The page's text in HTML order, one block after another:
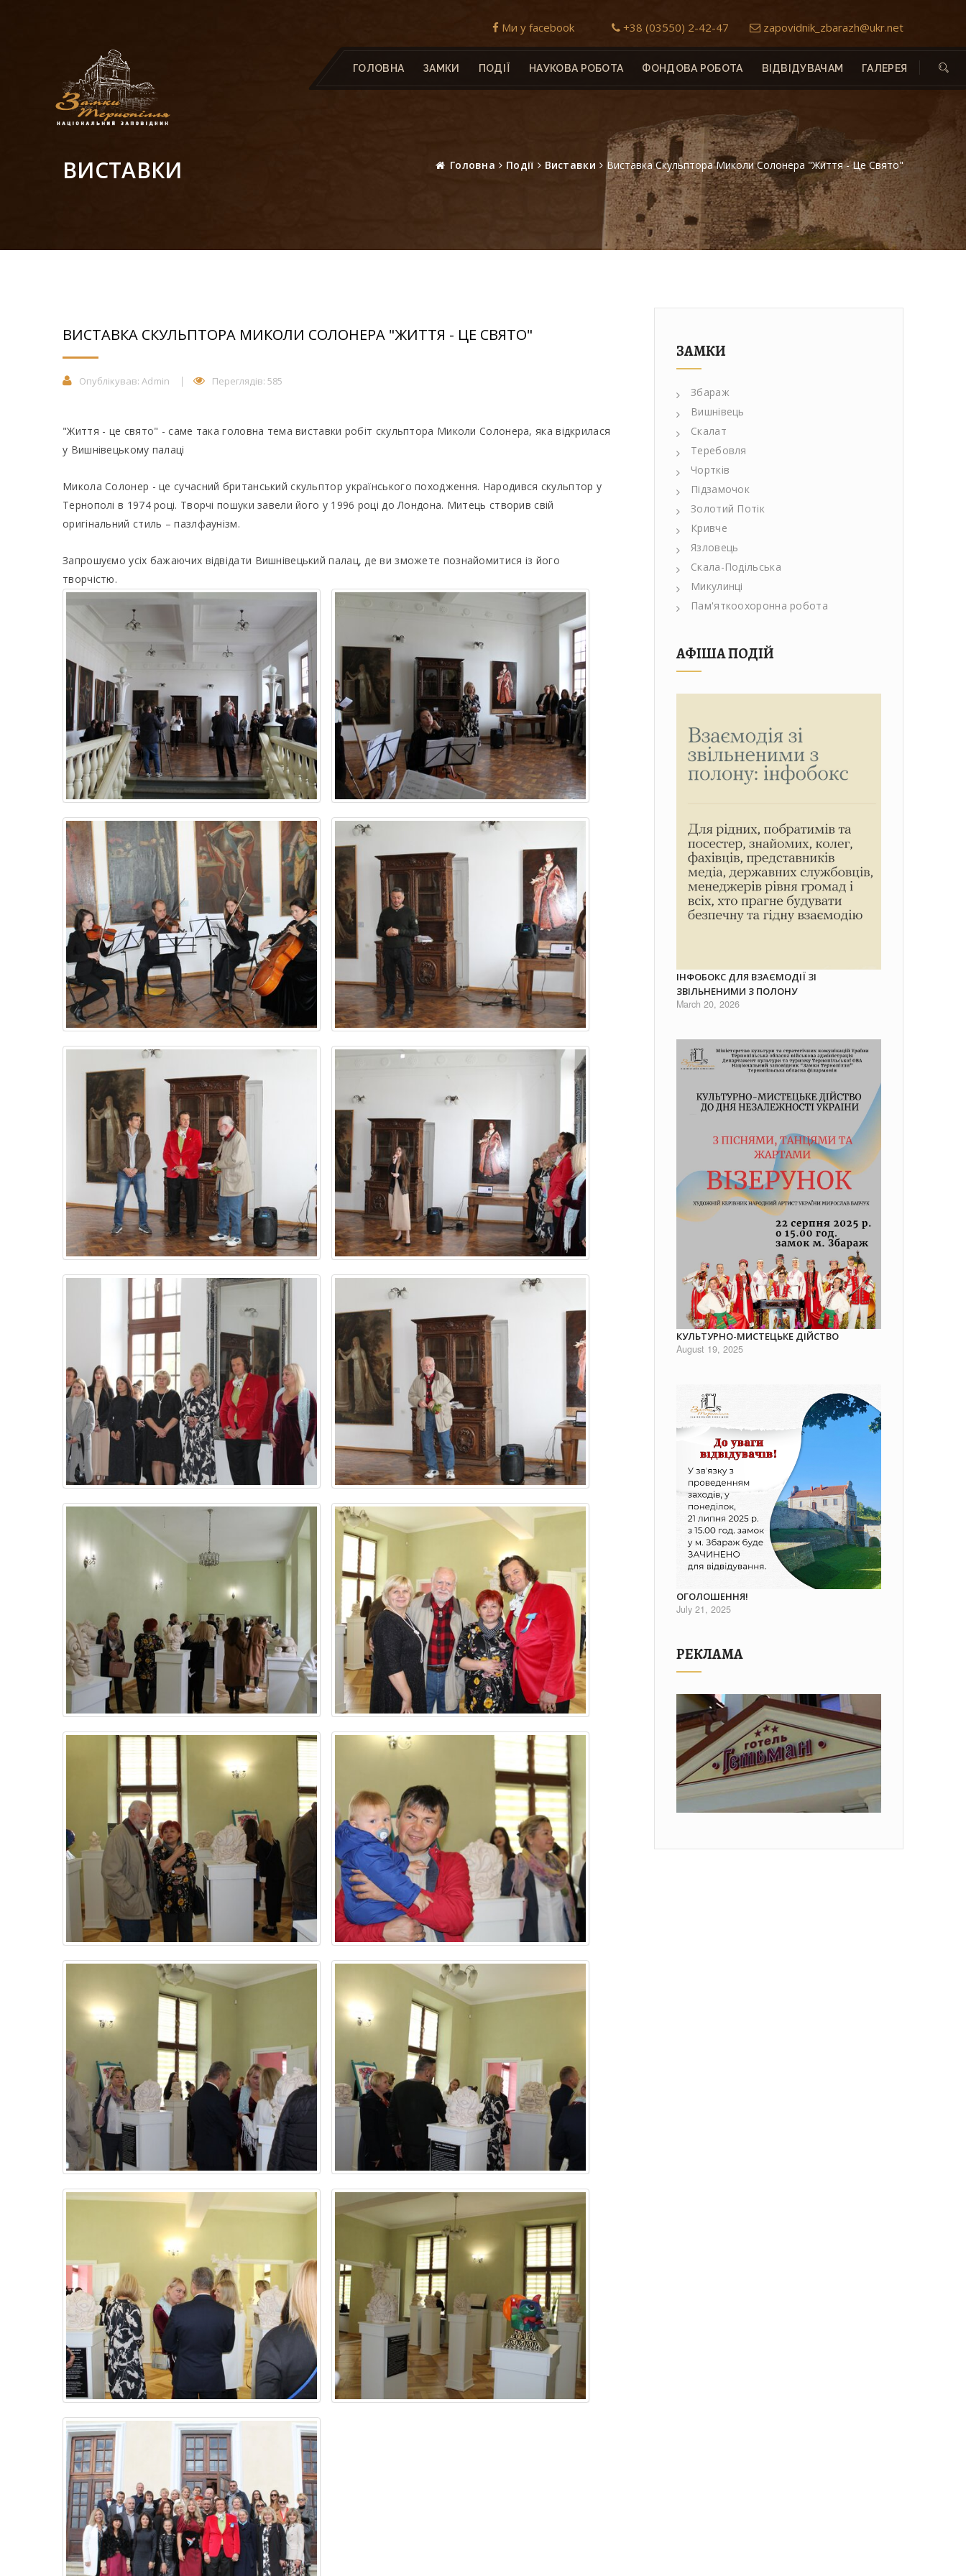
Ми у facebook +38 (03550) 2-42-47 zapovidnik_zbarazh@ukr.net
ГОЛОВНА ЗАМКИ ПОДІЇ НАУКОВА РОБОТА ФОНДОВА РОБОТА ВІДВІДУВАЧАМ ГАЛЕРЕЯ
ВИСТАВКИ Головна Події Виставки Виставка Скульптора Миколи Солонера "Життя - Це Свято"
ВИСТАВКА СКУЛЬПТОРА МИКОЛИ СОЛОНЕРА "ЖИТТЯ - ЦЕ СВЯТО"
Опублікував: Admin Переглядів: 585
"Життя - це свято" - саме така головна тема виставки робіт скульптора Миколи Солонера, яка відкрилася
у Вишнівецькому палаці
Микола Солонер - це сучасний британський скульптор українського походження. Народився скульптор у
Тернополі в 1974 році. Творчі пошуки завели його у 1996 році до Лондона. Митець створив свій
оригінальний стиль – пазлфаунізм.
Запрошуємо усіх бажаючих відвідати Вишнівецький палац, де ви зможете познайомитися із його
творчістю.
ЗАМКИ
Збараж
Вишнівець
Скалат
Теребовля
Чортків
Підзамочок
Золотий Потік
Кривче
Язловець
Скала-Подільська
Микулинці
Пам'яткоохоронна робота
АФІША ПОДІЙ
ІНФОБОКС ДЛЯ ВЗАЄМОДІЇ ЗІ
ЗВІЛЬНЕНИМИ З ПОЛОНУ
March 20, 2026
КУЛЬТУРНО-МИСТЕЦЬКЕ ДІЙСТВО
August 19, 2025
ОГОЛОШЕННЯ!
July 21, 2025
РЕКЛАМА